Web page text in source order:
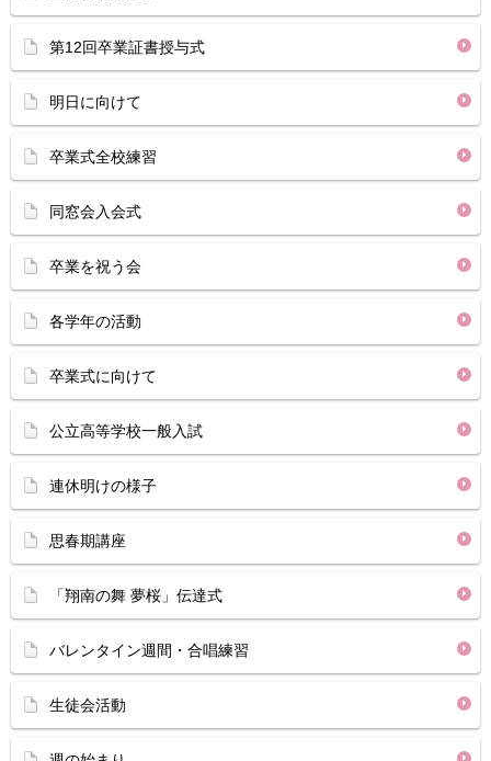
第12回卒業証書授与式
明日に向けて
卒業式全校練習
同窓会入会式
卒業を祝う会
各学年の活動
卒業式に向けて
公立高等学校一般入試
連休明けの様子
思春期講座
「翔南の舞 夢桜」伝達式
バレンタイン週間・合唱練習
生徒会活動